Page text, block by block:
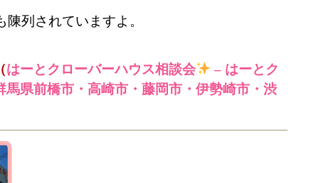
列されていますよ。
はーとクローバーハウス相談会
– はーとク
馬県前橋市・高崎市・藤岡市・伊勢崎市・渋